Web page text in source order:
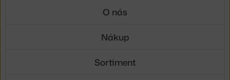
O nás
Nákup
Sortiment